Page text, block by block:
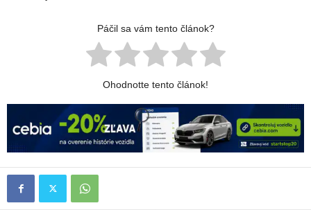
Páčil sa vám tento článok?
Ohodnotte tento článok!